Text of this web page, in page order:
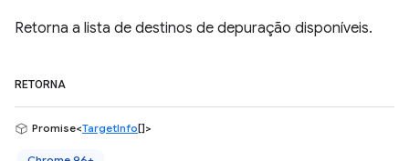
Retorna a lista de destinos de depuração disponíveis.
RETORNA
Promise<TargetInfo[]>